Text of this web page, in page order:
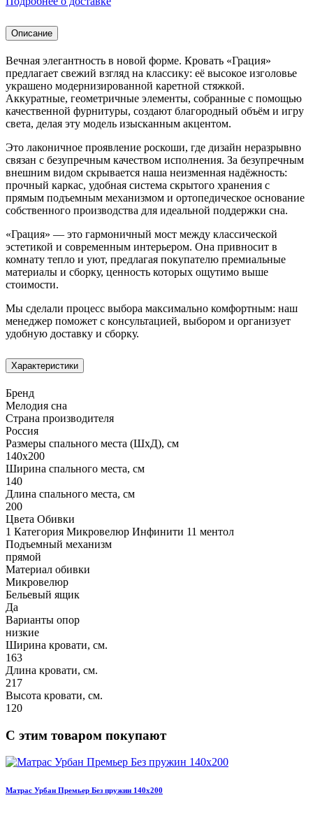
Описание
Вечная элегантность в новой форме. Кровать «Грация»
предлагает свежий взгляд на классику: её высокое изголовье
украшено модернизированной каретной стяжкой.
Аккуратные, геометричные элементы, собранные с помощью
качественной фурнитуры, создают благородный объём и игру
света, делая эту модель изысканным акцентом.
Это лаконичное проявление роскоши, где дизайн неразрывно
связан с безупречным качеством исполнения. За безупречным
внешним видом скрывается наша неизменная надёжность:
прочный каркас, удобная система скрытого хранения с
прямым подъемным механизмом и ортопедическое основание
собственного производства для идеальной поддержки сна.
«Грация» — это гармоничный мост между классической
эстетикой и современным интерьером. Она привносит в
комнату тепло и уют, предлагая покупателю премиальные
материалы и сборку, ценность которых ощутимо выше
стоимости.
Мы сделали процесс выбора максимально комфортным: наш
менеджер поможет с консультацией, выбором и организует
удобную доставку и сборку.
Характеристики
Бренд
Мелодия сна
Страна производителя
Россия
Размеры спального места (ШхД), см
140х200
Ширина спального места, см
140
Длина спального места, см
200
Цвета Обивки
1 Категория Микровелюр Инфинити 11 ментол
Подъемный механизм
прямой
Материал обивки
Микровелюр
Бельевый ящик
Да
Варианты опор
низкие
Ширина кровати, см.
163
Длина кровати, см.
217
Высота кровати, см.
120
С этим товаром покупают
Матрас Урбан Премьер Без пружин 140х200